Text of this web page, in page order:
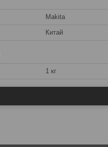
Makita
Китай
1 кг